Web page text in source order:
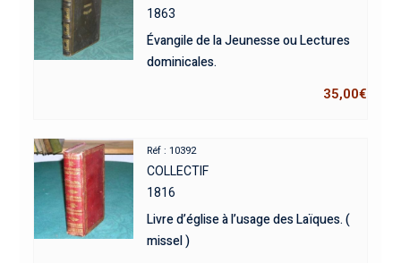
1863
Évangile de la Jeunesse ou Lectures
dominicales.
35,00€
Réf : 10392
COLLECTIF
1816
Livre d’église à l’usage des Laïques. (
missel )